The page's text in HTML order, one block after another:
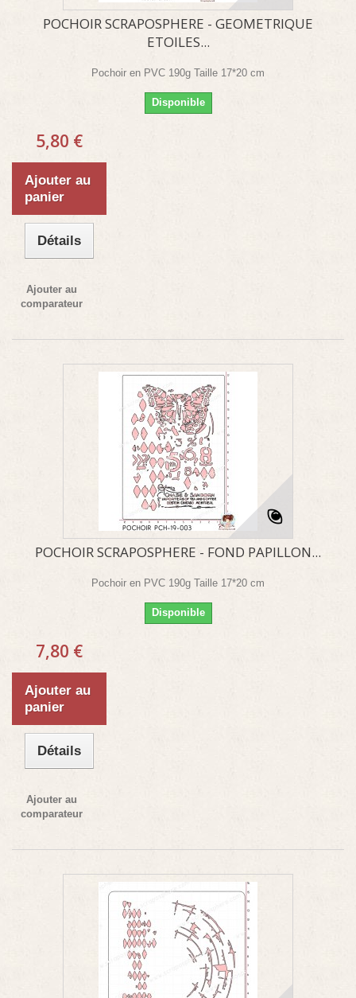
POCHOIR SCRAPOSPHERE - GEOMETRIQUE
ETOILES...
Pochoir en PVC 190g Taille 17*20 cm
Disponible
5,80 €
Ajouter au
panier
Détails
Ajouter au
comparateur
POCHOIR SCRAPOSPHERE - FOND PAPILLON...
Pochoir en PVC 190g Taille 17*20 cm
Disponible
7,80 €
Ajouter au
panier
Détails
Ajouter au
comparateur